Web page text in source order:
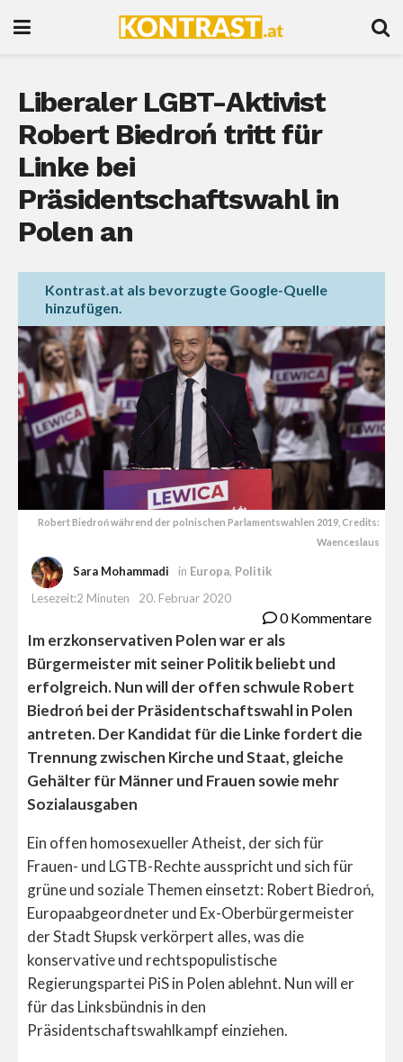
Liberaler LGBT-Aktivist
Robert Biedroń tritt für
Linke bei
Präsidentschaftswahl in
Polen an
Kontrast.at als bevorzugte Google-Quelle
hinzufügen.
Robert Biedroń während der polnischen Parlamentswahlen 2019, Credits:
Waenceslaus
Sara Mohammadi in Europa, Politik
Lesezeit:2 Minuten
20. Februar 2020
0 Kommentare
Im erzkonservativen Polen war er als
Bürgermeister mit seiner Politik beliebt und
erfolgreich. Nun will der offen schwule Robert
Biedroń bei der Präsidentschaftswahl in Polen
antreten. Der Kandidat für die Linke fordert die
Trennung zwischen Kirche und Staat, gleiche
Gehälter für Männer und Frauen sowie mehr
Sozialausgaben
Ein offen homosexueller Atheist, der sich für
Frauen- und LGTB-Rechte ausspricht und sich für
grüne und soziale Themen einsetzt: Robert Biedroń,
Europaabgeordneter und Ex-Oberbürgermeister
der Stadt Słupsk verkörpert alles, was die
konservative und rechtspopulistische
Regierungspartei PiS in Polen ablehnt. Nun will er
für das Linksbündnis in den
Präsidentschaftswahlkampf einziehen.